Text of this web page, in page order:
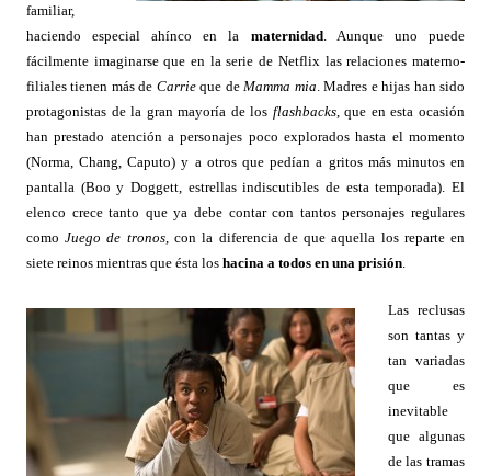
familiar,
haciendo especial ahínco en la maternidad. Aunque uno puede
fácilmente imaginarse que en la serie de Netflix las relaciones materno-
filiales tienen más de Carrieque de Mamma mia . Madres e hijas han sido
protagonistas de la gran mayoría de los flashbacks, que en esta ocasión
han prestado atención a personajes poco explorados hasta el momento
(Norma, Chang, Caputo) y a otros que pedían a gritos más minutos en
pantalla (Boo y Doggett, estrellas indiscutibles de esta temporada). El
elenco crece tanto que ya debe contar con tantos personajes regulares
comoJuego de tronos, con la diferencia de que aquella los reparte en
siete reinos mientras que ésta los hacina a todos en una prisión.
Las reclusas
son tantas y
tan variadas
que es
inevitable
que algunas
de las tramas